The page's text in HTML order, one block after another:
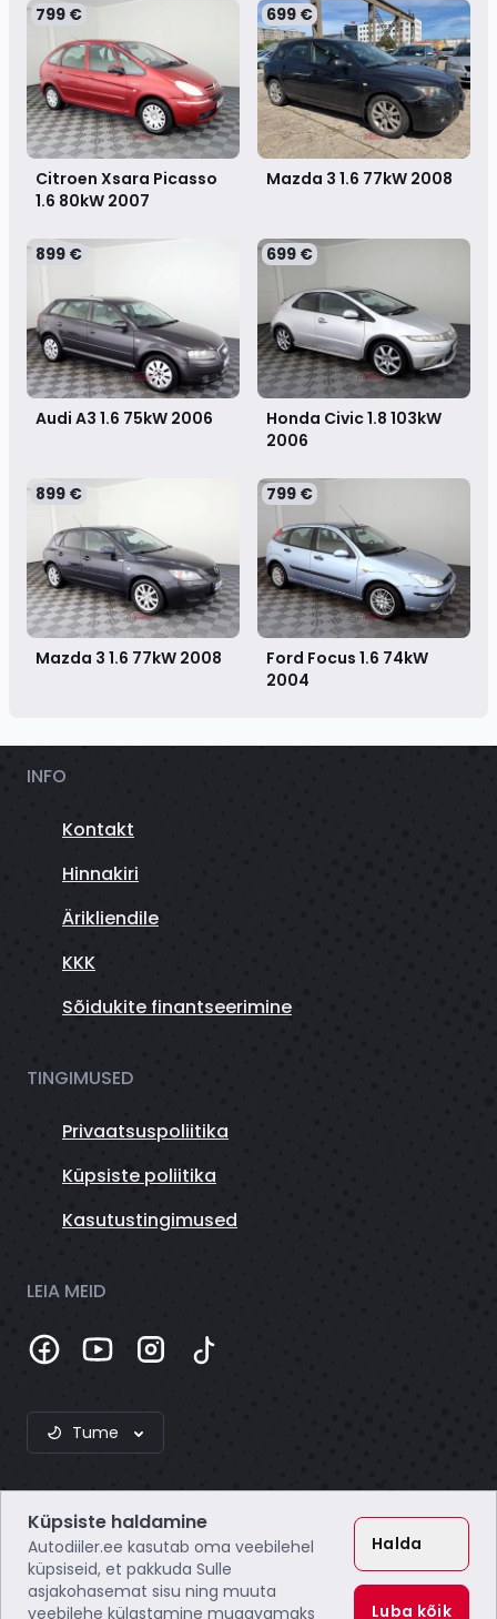
799 €
Citroen Xsara Picasso
1.6 80kW 2007
699 €
Mazda 3 1.6 77kW 2008
899 €
Audi A3 1.6 75kW 2006
699 €
Honda Civic 1.8 103kW
2006
899 €
Mazda 3 1.6 77kW 2008
799 €
Ford Focus 1.6 74kW
2004
INFO
Kontakt
Hinnakiri
Ärikliendile
KKK
Sõidukite finantseerimine
TINGIMUSED
Privaatsuspoliitika
Küpsiste poliitika
Kasutustingimused
LEIA MEID
Tume
Webzero OÜ
Registrikood: 16804172
Küpsiste haldamine
Autodiiler.ee kasutab oma veebilehel
küpsiseid, et pakkuda Sulle
asjakohasemat sisu ning muuta
veebilehe külastamine mugavamaks
Halda
Luba kõik